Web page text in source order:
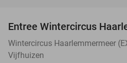
Entree Wintercircus
Wintercircus Haarlemmermeer
Vijfhuizen